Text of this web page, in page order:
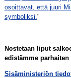
osoittavat, että juuri
symboliksi."
Nostetaan liput
edistämme
Sisäministeriön